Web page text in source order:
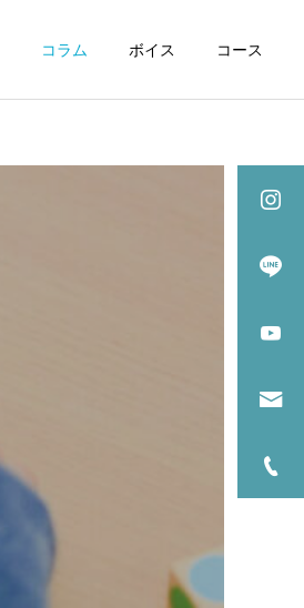
コラム ボイス コース
細はこちら